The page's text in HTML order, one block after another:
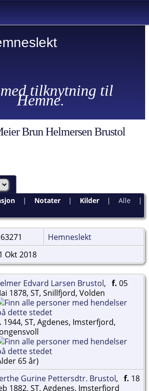
tilknytning til
Hemne.
Brun Helmersen Brustol
| Notater| Kilder| Alle |
Hemneslekt
Okt 2018
Edvard Larsen Brustol, f. 05
1878, ST, Snillfjord, Volden
1944, ST, Agdenes, Imsterfjord,
65 år)
Gurine Pettersdtr. Brustol, f. 18
1882, ST, Agdenes, Imsterfjord